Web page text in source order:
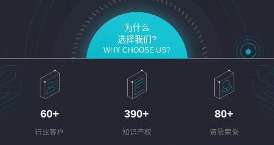
为什么
选择我们?
WHY CHOOSE US?
60+
行业客户
390+
知识产权
80+
资质荣誉